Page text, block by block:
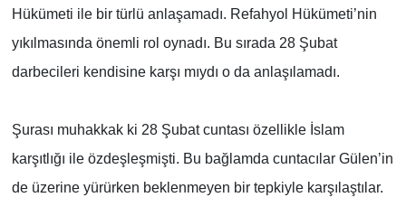
Hükümeti ile bir türlü anlaşamadı. Refahyol Hükümeti’nin
yıkılmasında önemli rol oynadı. Bu sırada 28 Şubat
darbecileri kendisine karşı mıydı o da anlaşılamadı.
Şurası muhakkak ki 28 Şubat cuntası özellikle İslam
karşıtlığı ile özdeşleşmişti. Bu bağlamda cuntacılar Gülen’in
de üzerine yürürken beklenmeyen bir tepkiyle karşılaştılar.